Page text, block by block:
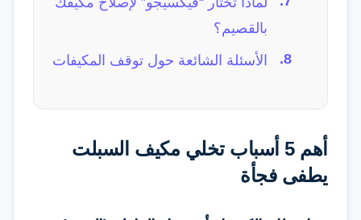
بالقصيم؟
الأسئلة الشائعة حول توقف المكيفات
أهم 5 أسباب تخلي مكيف السبلت
يطفى فجأة